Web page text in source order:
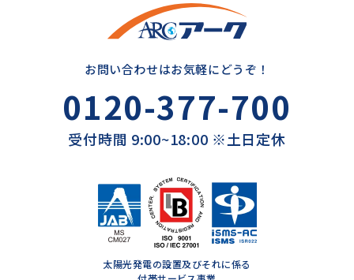
お問い合わせはお気軽にどうぞ！
0120-377-700
受付時間 9:00~18:00 ※土日定休
太陽光発電の設置及びそれに係る